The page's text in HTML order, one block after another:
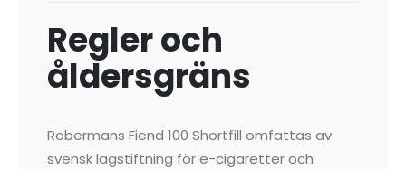
Regler och
åldersgräns
Robermans Fiend 100 Shortfill omfattas av
svensk lagstiftning för e-cigaretter och